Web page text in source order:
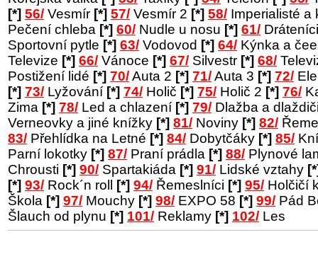
[*] 56/ Vesmír [*] 57/ Vesmír 2 [*] 58/ Imperialisté a
Pečení chleba [*] 60/ Nudle u nosu [*] 61/
Sportovní pytle [*] 63/ Vodovod [*] 64/ Kýnka a
Televize [*] 66/ Vánoce [*] 67/ Silvestr [*] 68/
Postižení lidé [*] 70/Auta 2 [*] 71/Auta 3 [*] 72/
[*] 73/ Lyžování [*] 74/ Holič [*] 75/ Holič 2 [*] 76/
Zima [*] 78/ Led a chlazení [*] 79/ Dlažba a
Verneovky a jiné knížky [*] 81/ Noviny [*] 82/
83/ Přehlídka na Letné [*] 84/ Dobytčáky [*] 85/
Parní lokotky [*] 87/ Praní prádla [*] 88/ Plynové
Chrousti [*] 90/ Spartakiáda [*] 91/ Lidské vztahy
[*] 93/ Rock´n roll [*] 94/ Řemeslníci [*] 95/ Holčičí
Škola [*] 97/ Mouchy [*] 98/ EXPO 58 [*] 99/ Pád
Šlauch od plynu [*] 101/ Reklamy [*] 102/ Les